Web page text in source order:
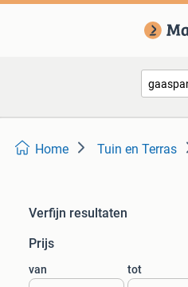
Home Tuin en Terras
Verfijn resultaten
Prijs
van tot